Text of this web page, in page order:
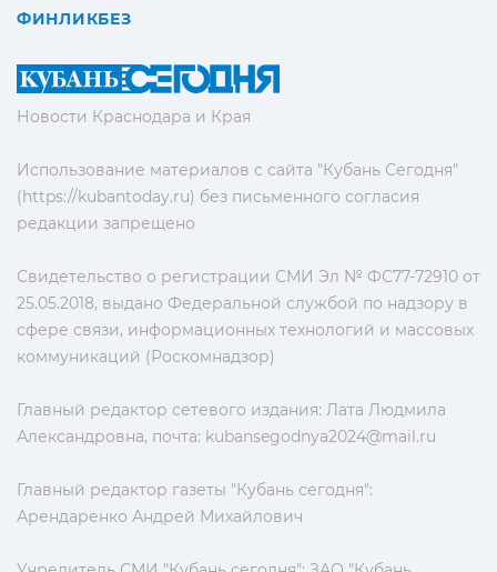
Новости Краснодара и Края
Использование материалов с сайта "Кубань Сегодня"
(https://kubantoday.ru) без письменного согласия
редакции запрещено
Свидетельство о регистрации СМИ Эл № ФС77-72910 от
25.05.2018, выдано Федеральной службой по надзору в
сфере связи, информационных технологий и массовых
коммуникаций (Роскомнадзор)
Главный редактор сетевого издания: Лата Людмила
Александровна, почта: kubansegodnya2024@mail.ru
Главный редактор газеты "Кубань сегодня":
Арендаренко Андрей Михайлович
ФИНЛИКБЕЗ